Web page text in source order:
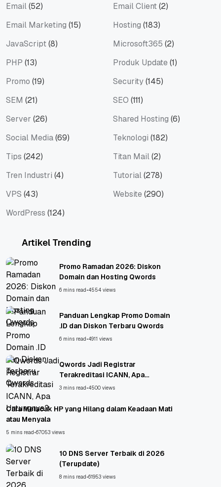
Email(52) Email Client(2)
Email Marketing (15) Hosting (183)
JavaScript(8) Microsoft365 (2)
PHP (13) Produk Update (1)
Promo (19) Security(145)
SEM (21) SEO (111)
Server (26) Shared Hosting (6)
Social Media(69) Teknologi (182)
Tips (242) Titan Mail(2)
Tren Industri (4) Tutorial(278)
VPS (43) Website (290)
WordPress (124)
Artikel Trending
Promo Ramadan 2026: Diskon
Domain dan Hosting Qwords
6 mins read•4554 views
Panduan Lengkap Promo Domain
.ID dan Diskon Terbaru Qwords
6 mins read•4911 views
Qwords Jadi Registrar
Terakreditasi ICANN, Apa
Untungnya?
3 mins read•4500 views
Cara Melacak HP yang Hilang dalam Keadaan Mati
atau Menyala
5 mins read•67053 views
10 DNS Server Terbaik di 2026
(Terupdate)
8 mins read•61953 views